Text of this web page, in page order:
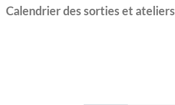
Calendrier des sorties et ateliers